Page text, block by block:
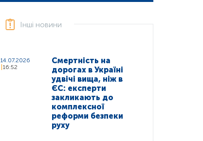
Інші новини
14.07.2026
16:52
Смертність на
дорогах в Україні
удвічі вища, ніж в
ЄС: експерти
закликають до
комплексної
реформи безпеки
руху